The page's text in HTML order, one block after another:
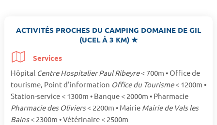
ACTIVITÉS PROCHES DU CAMPING DOMAINE DE GIL
(UCEL À 3 KM) ★
Services
Hôpital Centre Hospitalier Paul Ribeyre< 700m • Office de
tourisme, Point d'information Office du Tourisme< 1200m •
Station-service < 1300m • Banque < 2000m • Pharmacie
Pharmacie des Oliviers< 2200m • Mairie Mairie de Vals les
Bains< 2300m • Vétérinaire < 2500m